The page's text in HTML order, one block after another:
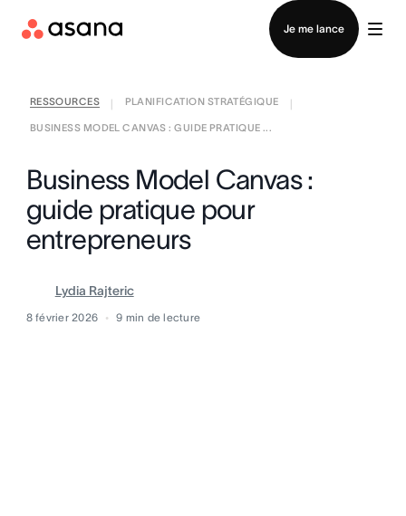
Je me lance
Contacter le service commercial
RESSOURCES PLANIFICATION STRATÉGIQUE
BUSINESS MODEL CANVAS : GUIDE PRATIQUE ...
Business Model Canvas :
guide pratique pour
entrepreneurs
Lydia Rajteric
8 février 2026 9 min de lecture